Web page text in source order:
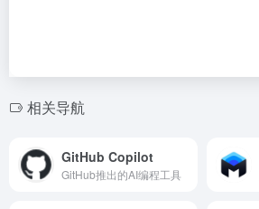
相关导航
GitHub Copilot
GitHub推出的AI编程工具